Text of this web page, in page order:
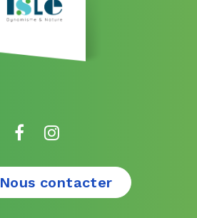
Lien
le
le
Nous contacter